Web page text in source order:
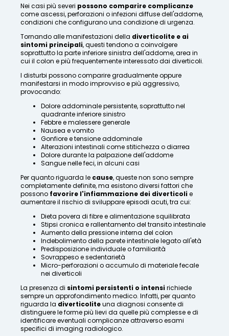
Nei casi più severi possono comparire complicanze
come ascessi, perforazioni o infezioni diffuse dell'addome,
condizioni che configurano una condizione di urgenza.
Tornando alle manifestazioni della diverticolite e ai
sintomi principali, questi tendono a coinvolgere
soprattutto la parte inferiore sinistra dell'addome, area in
cui il colon e più frequentemente interessato dai diverticoli.
I disturbi possono comparire gradualmente oppure
manifestarsi in modo improvviso e più aggressivo,
provocando:
Dolore addominale persistente, soprattutto nel
quadrante inferiore sinistro
Febbre e malessere generale
Nausea e vomito
Gonfiore e tensione addominale
Alterazioni intestinali come stitichezza o diarrea
Dolore durante la palpazione dell'addome
Sangue nelle feci, in alcuni casi
Per quanto riguarda le cause, queste non sono sempre
completamente definite, ma esistono diversi fattori che
possono favorire l'infiammazione dei diverticolie
aumentare il rischio di sviluppare episodi acuti, tra cui:
Dieta povera di fibre e alimentazione squilibrata
Stipsi cronica e rallentamento del transito intestinale
Aumento della pressione interna del colon
Indebolimento della parete intestinale legato all'età
Predisposizione individuale o familiarità
Sovrappeso e sedentarietà
Micro-perforazioni o accumulo di materiale fecale
nei diverticoli
La presenza di sintomi persistenti o intensirichiede
sempre un approfondimento medico. Infatti, per quanto
riguarda la diverticoliteuna diagnosi consente di
distinguere le forme più lievi da quelle più complesse e di
identificare eventuali complicanze attraverso esami
specifici di imaging radiologico.